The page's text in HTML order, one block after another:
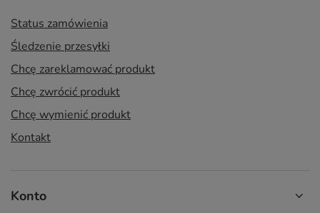
Status zamówienia
Śledzenie przesyłki
Chcę zareklamować produkt
Chcę zwrócić produkt
Chcę wymienić produkt
Kontakt
Konto